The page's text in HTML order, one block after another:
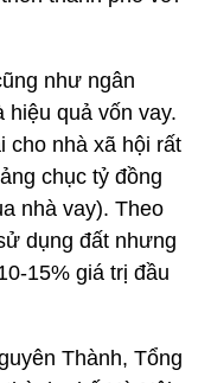
như ngân
hiệu quả vốn vay.
cho nhà xã hội rất
chục tỷ đồng
nhà vay). Theo
dụng đất nhưng
15% giá trị đầu
Thành, Tổng